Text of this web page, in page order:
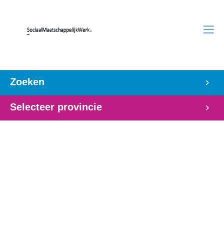
Zoeken
Selecteer provincie